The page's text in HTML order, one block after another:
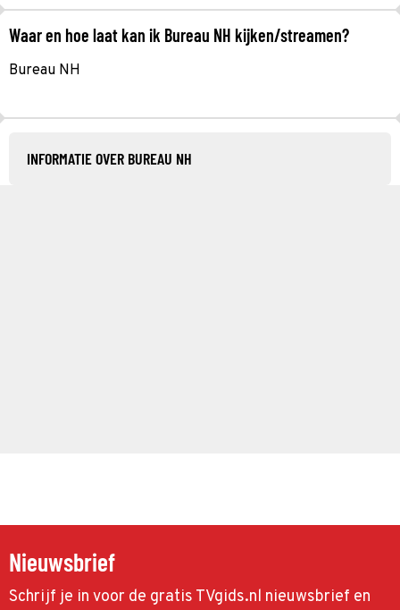
Waar en hoe laat kan ik Bureau NH kijken/streamen?
Bureau NH
INFORMATIE OVER BUREAU NH
Nieuwsbrief
Schrijf je in voor de gratis TVgids.nl nieuwsbrief en